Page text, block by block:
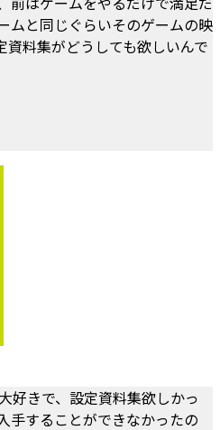
ムと同じぐらいそのゲームの映
資料集がどうしても欲しいんで
好きで、設定資料集欲しかっ
手することができなかったの